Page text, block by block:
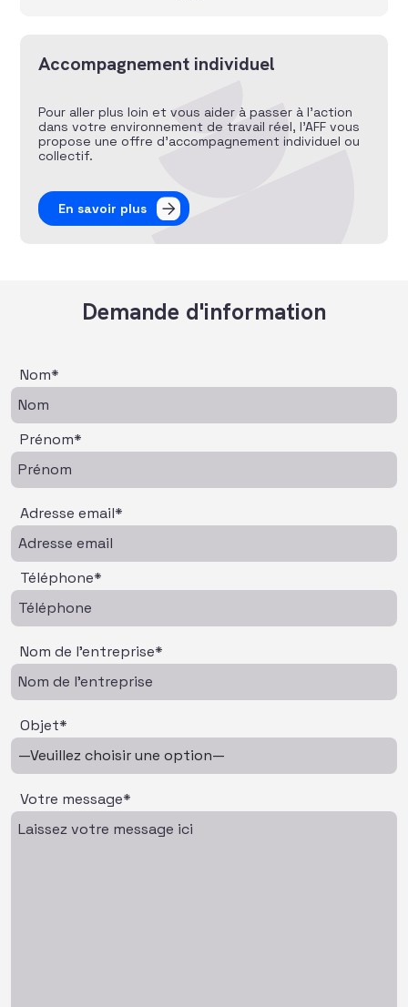
Accompagnement individuel
Pour aller plus loin et vous aider à passer à l’action
dans votre environnement de travail réel, l’AFF vous
propose une offre d’accompagnement individuel ou
collectif.
En savoir plus
Demande d'information
Nom*
Prénom*
Adresse email*
Téléphone*
Nom de l'entreprise*
Objet*
Votre message*